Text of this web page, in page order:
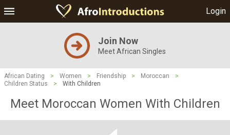
Login
Join Now
Meet African Singles
African Dating > Women > Friendship > Moroccan
>
Children Status
> With Children
Meet Moroccan Women With Children